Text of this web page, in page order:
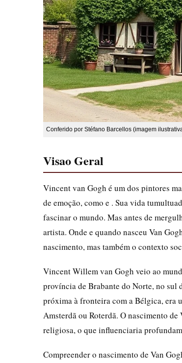
Conferido por Stéfano Barcellos (imagem
Visao Geral
Vincent van Gogh é um dos pintores
de emoção, como e . Sua vida
fascinar o mundo. Mas antes de
artista. Onde e quando nasceu Van
nascimento, mas também o contexto
Vincent Willem van Gogh veio ao
província de Brabante do Norte, no sul
próxima à fronteira com a Bélgica, era
Amsterdã ou Roterdã. O nascimento
religiosa, o que influenciaria
Compreender o nascimento de Van